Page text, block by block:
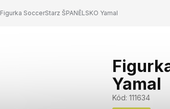
Figurka SoccerStarz ŠPANĚLSKO Yamal
Yamal
Kód: 111634